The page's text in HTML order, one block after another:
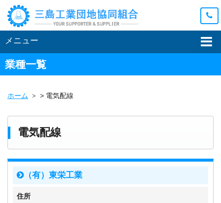
メニュー
業種一覧
ホーム > 電気配線
電気配線
（有）東栄工業
住所